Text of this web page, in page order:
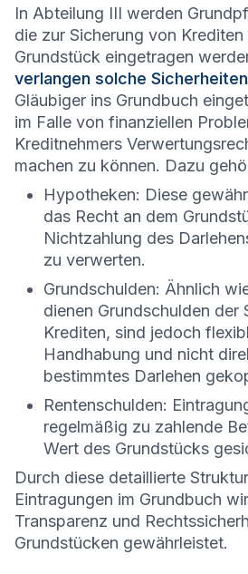
In Abteilung III werden
die zur Sicherung von
Grundstück eingetragen
verlangen solche Sicherheiten
Gläubiger ins Grundbuch
im Falle von finanziellen
Kreditnehmers
machen zu können. Dazu
Hypotheken: Diese
das Recht an dem
Nichtzahlung des
zu verwerten.
Grundschulden: Ähnlich
dienen Grundschulden der
Krediten, sind jedoch
Handhabung und nicht
bestimmtes Darlehen
Rentenschulden:
regelmäßig zu zahlende
Wert des Grundstücks
Durch diese detaillierte
Eintragungen im Grundbuch
Transparenz und
Grundstücken gewährleistet.